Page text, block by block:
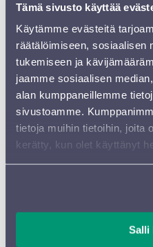
Tämä sivusto käyttää
Käytämme evästeitä
räätälöimiseen, sosiaalisen
tukemiseen ja
jaamme sosiaalisen
alan kumppaneillemme
sivustoamme.
tietoja muihin tietoihin, joita
kerätty, kun olet käyttänyt
Salli
sotilasuraa, johon
kuitenkin salli hänen
myös musiikkia.
syntynyt sävellyskin
Musorgskin isän tavoitteena
toimeentulon turvaava
valmistuttuaan Venäjän
vänrikiksi. Erinomaisen
sittemmin niin ikään
Musiikin vetovoima oli